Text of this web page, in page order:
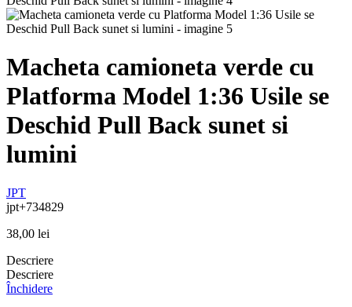
Macheta camioneta verde cu
Platforma Model 1:36 Usile se
Deschid Pull Back sunet si
lumini
JPT
jpt+734829
38,00 lei
Descriere
Descriere
Închidere